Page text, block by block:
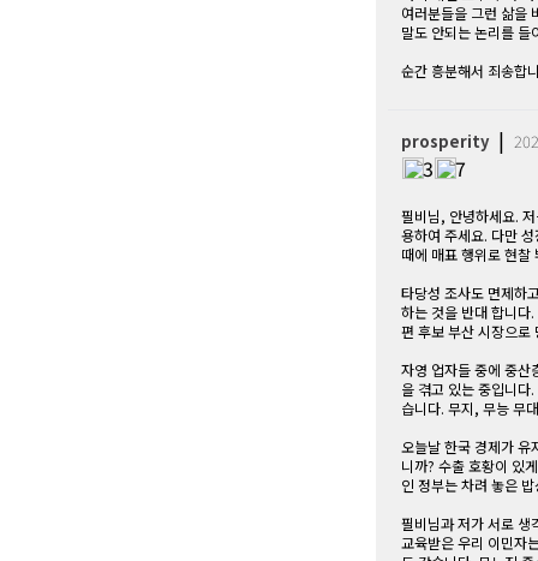
여러분들을 그런 삶을
말도 안되는 논리를 들
순간 흥분해서 죄송합
prosperity|
3 7
필비님, 안녕하세요.
용하여 주세요. 다만
때에 매표 행위로 현찰
타당성 조사도 면제하
하는 것을 반대 합니다
편 후보 부산 시장으로
자영 업자들 중에 중산
을 겪고 있는 중입니다
습니다. 무지, 무능 무
오늘날 한국 경제가 유
니까? 수출 호황이 있
인 정부는 차려 놓은
필비님과 저가 서로 생
교육받은 우리 이민자